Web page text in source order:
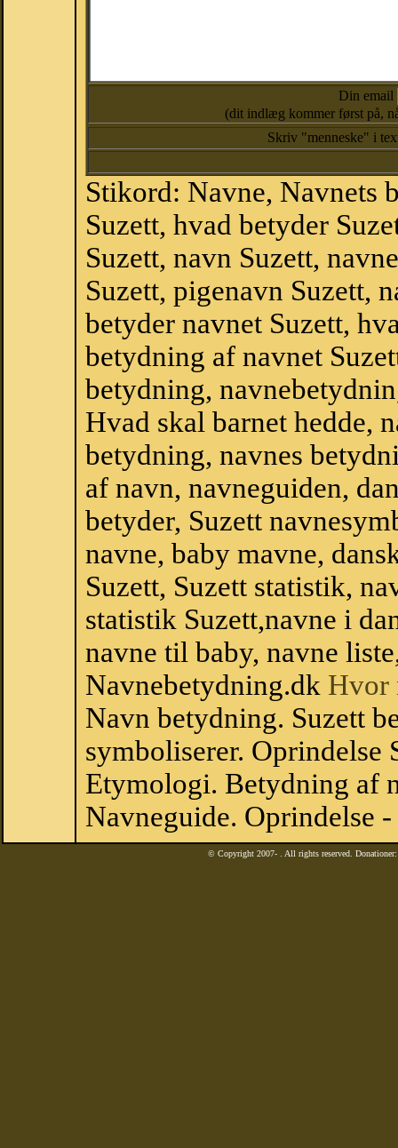
Din email
(dit indlæg kommer først på,
Skriv "menneske" i
Stikord: Navne, Navnets
Suzett, hvad betyder
Suzett, navn Suzett,
Suzett, pigenavn Suzett,
betyder navnet Suzett,
betydning af navnet
betydning,
Hvad skal barnet hedde,
betydning, navnes
af navn, navneguiden,
betyder, Suzett
navne, baby mavne,
Suzett, Suzett statistik,
statistik Suzett,navne i
navne til baby, navne
Navnebetydning.dk Hvor
Navn betydning. Suzett
symboliserer. Oprindelse
Etymologi. Betydning af
Navneguide. Oprindelse
© Copyright 2007- . All rights reserved.